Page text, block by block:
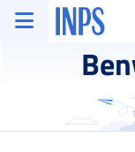
Vai al menu principale
Vai al contenuto
Vai al pie' di pagina
INPS ()